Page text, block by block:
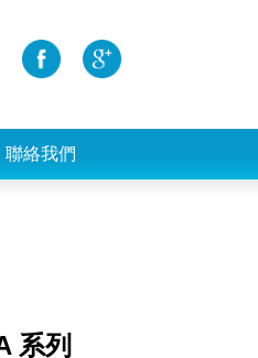
聯絡我們
系列